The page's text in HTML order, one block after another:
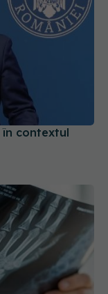
contextul